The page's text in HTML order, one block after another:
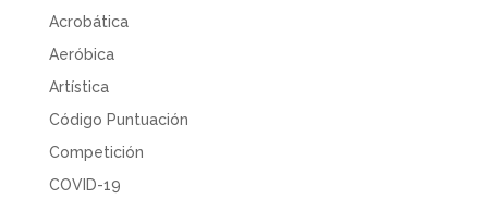
Acrobática
Aeróbica
Artística
Código Puntuación
Competición
COVID-19